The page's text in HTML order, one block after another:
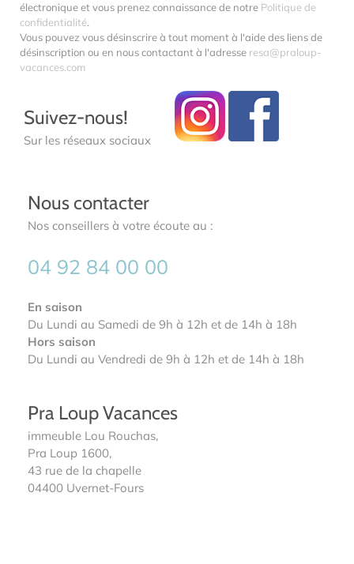
électronique et vous prenez connaissance de notre Politique de
confidentialité.
Vous pouvez vous désinscrire à tout moment à l'aide des liens de
désinscription ou en nous contactant à l'adresse resa@praloup-
vacances.com
Suivez-nous!
Sur les réseaux sociaux
Nous contacter
Nos conseillers à votre écoute au :
04 92 84 00 00
En saison
Du Lundi au Samedi de 9h à 12h et de 14h à 18h
Hors saison
Du Lundi au Vendredi de 9h à 12h et de 14h à 18h
Pra Loup Vacances
immeuble Lou Rouchas,
Pra Loup 1600,
43 rue de la chapelle
04400 Uvernet-Fours